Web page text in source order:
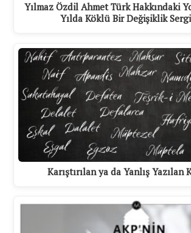
Yılmaz Özdil Ahmet Türk Hakkındaki
Yılda Köklü Bir Değişiklik
Karıştırılan ya da Yanlış Yazılan